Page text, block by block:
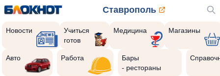
Ставрополь
Новости
Учиться
готов
Медицина Магазины
Авто Работа
Бары
- рестораны